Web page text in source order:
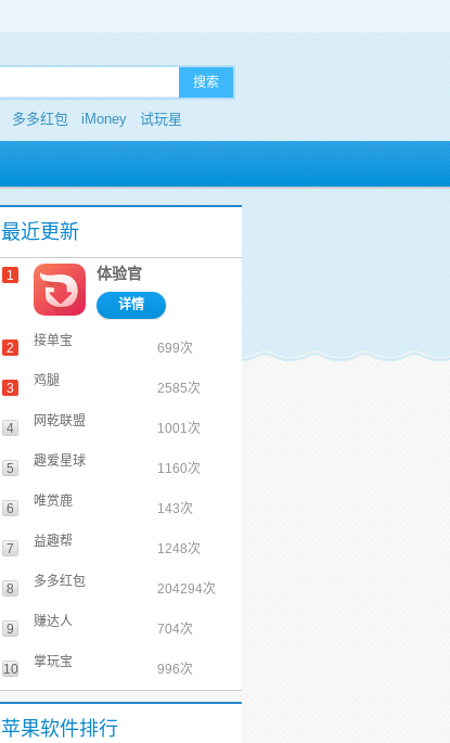
搜索
多多红包 iMoney 试玩星
最近更新
1 体验官
详情
2 接单宝 699次
3 鸡腿 2585次
4 网乾联盟 1001次
5 趣爱星球 1160次
6 唯赏鹿 143次
7 益趣帮 1248次
8 多多红包 204294次
9 赚达人 704次
10 掌玩宝 996次
苹果软件排行